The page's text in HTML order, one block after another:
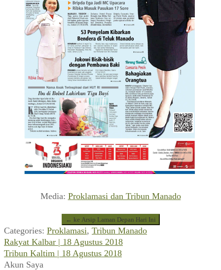
Media: Proklamasi dan Tribun Manado
← ke Arsip Laman Depan Hari Ini
Categories: Proklamasi, Tribun Manado
Navigasi
pos
Previous
post:
Rakyat Kalbar | 18 Agustus 2018
Next
post:
Tribun Kaltim | 18 Agustus 2018
Akun Saya